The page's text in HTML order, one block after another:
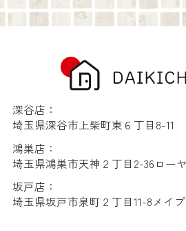
深谷店：
埼玉県深谷市上柴町東６丁目8-11
鴻巣店：
埼玉県鴻巣市天神２丁目2-36ロー
坂戸店：
埼玉県坂戸市泉町２丁目11-8メイ